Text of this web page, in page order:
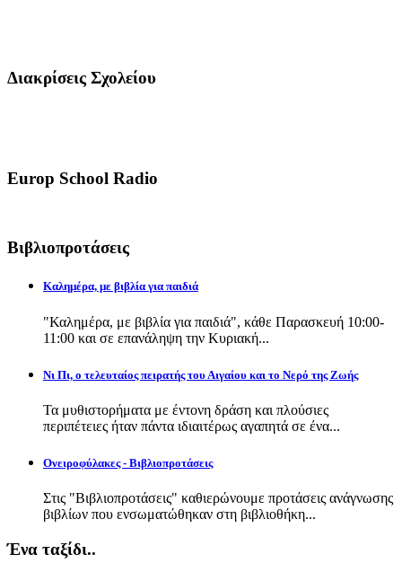
Διακρίσεις Σχολείου
Europ School Radio
Βιβλιοπροτάσεις
Καλημέρα, με βιβλία για παιδιά
"Καλημέρα, με βιβλία για παιδιά", κάθε Παρασκευή 10:00-
11:00 και σε επανάληψη την Κυριακή...
Νι Πι, ο τελευταίος πειρατής του Αιγαίου και το Νερό της Ζωής
Τα μυθιστορήματα με έντονη δράση και πλούσιες
περιπέτειες ήταν πάντα ιδιαιτέρως αγαπητά σε ένα...
Ονειροφύλακες - Βιβλιοπροτάσεις
Στις "Βιβλιοπροτάσεις" καθιερώνουμε προτάσεις ανάγνωσης
βιβλίων που ενσωματώθηκαν στη βιβλιοθήκη...
Ένα ταξίδι..